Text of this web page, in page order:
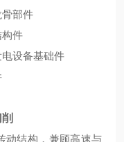
部件
件
设备基础件
动结构，兼顾高速与